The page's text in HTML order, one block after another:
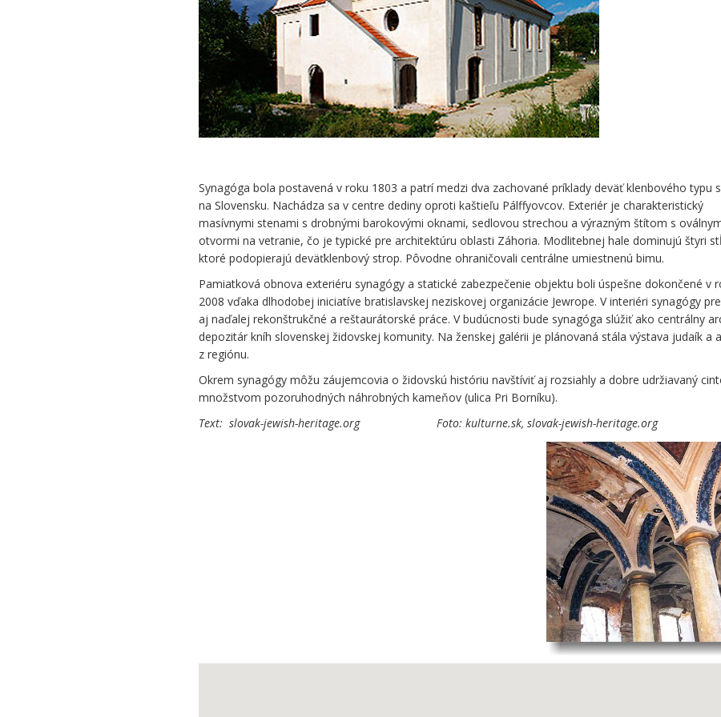
Synagóga bola postavená v roku 1803 a patrí medzi dva zachované príklady deväť klenbového typu
na Slovensku. Nachádza sa v centre dediny oproti kaštieľu Pálffyovcov. Exteriér je charakteristický
masívnymi stenami s drobnými barokovými oknami, sedlovou strechou a výrazným štítom s
otvormi na vetranie, čo je typické pre architektúru oblasti Záhoria. Modlitebnej hale dominujú štyri
ktoré podopierajú deväťklenbový strop. Pôvodne ohraničovali centrálne umiestnenú bimu.
Pamiatková obnova exteriéru synagógy a statické zabezpečenie objektu boli úspešne dokončené v
2008 vďaka dlhodobej iniciatíve bratislavskej neziskovej organizácie Jewrope. V interiéri synagógy
aj naďalej rekonštrukčné a reštaurátorské práce. V budúcnosti bude synagóga slúžiť ako centrálny
depozitár kníh slovenskej židovskej komunity. Na ženskej galérii je plánovaná stála výstava judaík a
z regiónu.
Okrem synagógy môžu záujemcovia o židovskú históriu navštíviť aj rozsiahly a dobre udržiavaný
množstvom pozoruhodných náhrobných kameňov (ulica Pri Borníku).
Text: slovak-jewish-heritage.org Foto: kulturne.sk, slovak-jewish-heritage.org